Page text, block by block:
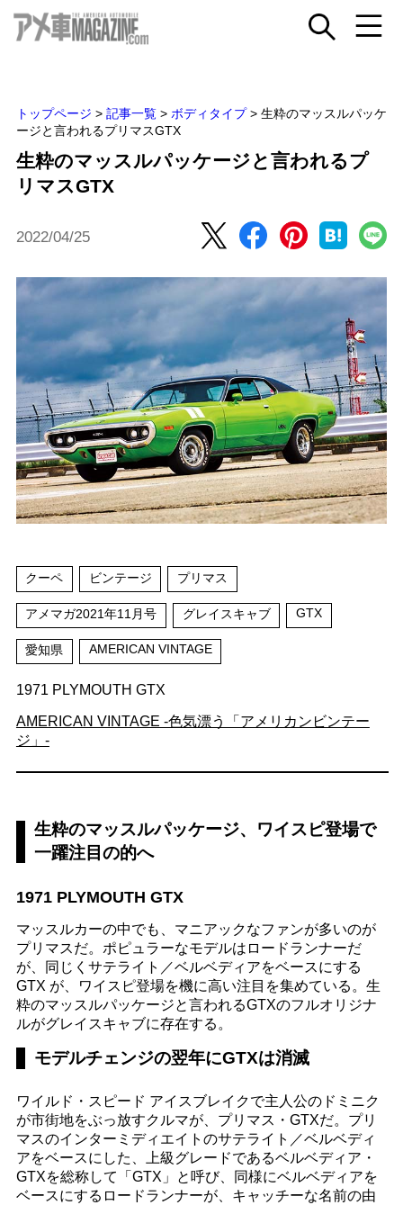
トップページ > 記事一覧 > ボディタイプ > 生粋のマッスルパッケ
ージと言われるプリマスGTX
生粋のマッスルパッケージと言われるプ
リマスGTX
2022/04/25
クーペ ビンテージ プリマス
アメマガ2021年11月号 グレイスキャブ GTX
愛知県 AMERICAN VINTAGE
1971 PLYMOUTH GTX
AMERICAN VINTAGE -色気漂う「アメリカンビンテー
ジ」-
生粋のマッスルパッケージ、ワイスピ登場で
一躍注目の的へ
1971 PLYMOUTH GTX
マッスルカーの中でも、マニアックなファンが多いのが
プリマスだ。ポピュラーなモデルはロードランナーだ
が、同じくサテライト／ベルベディアをベースにする
GTX が、ワイスピ登場を機に高い注目を集めている。生
粋のマッスルパッケージと言われるGTXのフルオリジナ
ルがグレイスキャブに存在する。
モデルチェンジの翌年にGTXは消滅
ワイルド・スピード アイスブレイクで主人公のドミニク
が市街地をぶっ放すクルマが、プリマス・GTXだ。プリ
マスのインターミディエイトのサテライト／ベルベディ
アをベースにした、上級グレードであるベルベディア・
GTXを総称して「GTX」と呼び、同様にベルベディアを
ベースにするロードランナーが、キャッチーな名前の由